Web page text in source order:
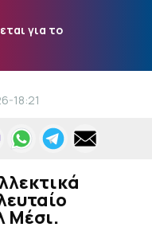
για το
18:21
Μέσι.